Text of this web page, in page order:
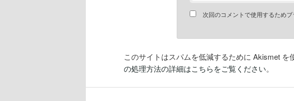
次回のコメントで使用するため
このサイトはスパムを低減するために Akismet を
の処理方法の詳細はこちらをご覧ください。